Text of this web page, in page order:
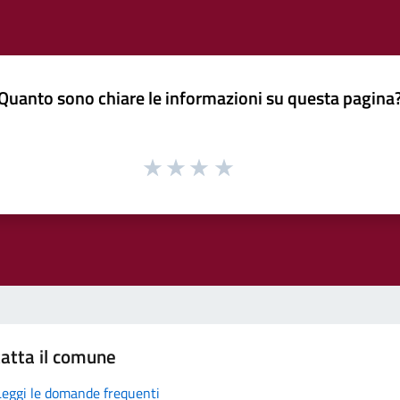
sono chiare le informazioni su questa
il comune
le domande frequenti